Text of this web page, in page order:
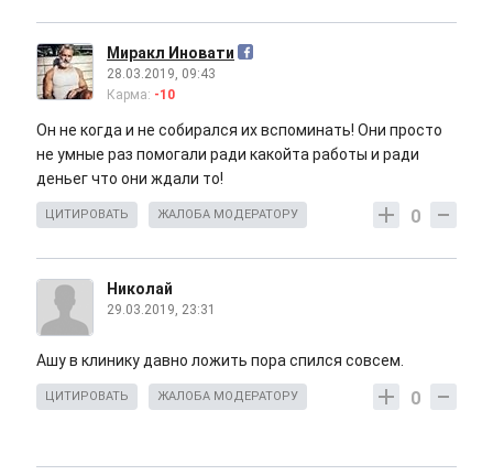
Миракл Иновати
28.03.2019, 09:43
Карма: -10
Он не когда и не собирался их вспоминать! Они просто
не умные раз помогали ради какойта работы и ради
деньег что они ждали то!
0
ЦИТИРОВАТЬ ЖАЛОБА МОДЕРАТОРУ
Николай
29.03.2019, 23:31
Ашу в клинику давно ложить пора спился совсем.
0
ЦИТИРОВАТЬ ЖАЛОБА МОДЕРАТОРУ